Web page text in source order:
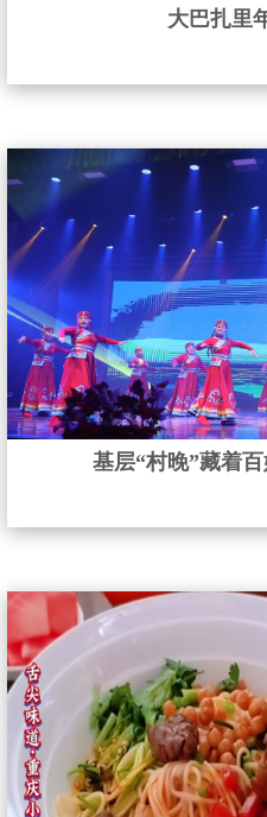
大巴扎里
基层“村晚”藏着